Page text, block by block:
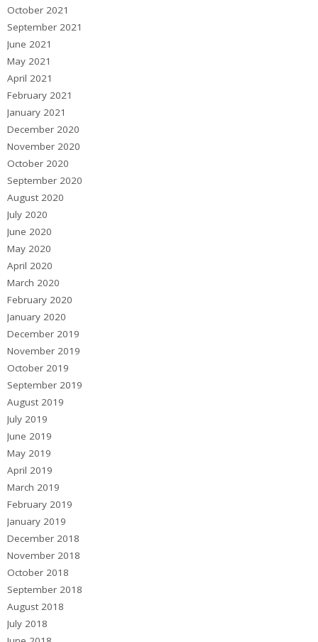
October 2021
September 2021
June 2021
May 2021
April 2021
February 2021
January 2021
December 2020
November 2020
October 2020
September 2020
August 2020
July 2020
June 2020
May 2020
April 2020
March 2020
February 2020
January 2020
December 2019
November 2019
October 2019
September 2019
August 2019
July 2019
June 2019
May 2019
April 2019
March 2019
February 2019
January 2019
December 2018
November 2018
October 2018
September 2018
August 2018
July 2018